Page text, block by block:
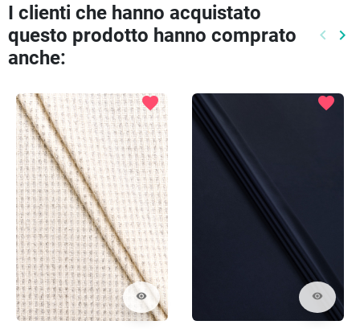
I clienti che hanno acquistato
questo prodotto hanno comprato
anche:
keyboard_arrow_left keyboard_arrow_right
visibility
favorite
visibility
favorite